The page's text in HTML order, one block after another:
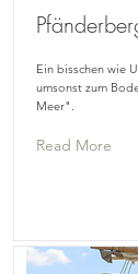
Ein bisschen wie
umsonst zum
Meer".
Read More